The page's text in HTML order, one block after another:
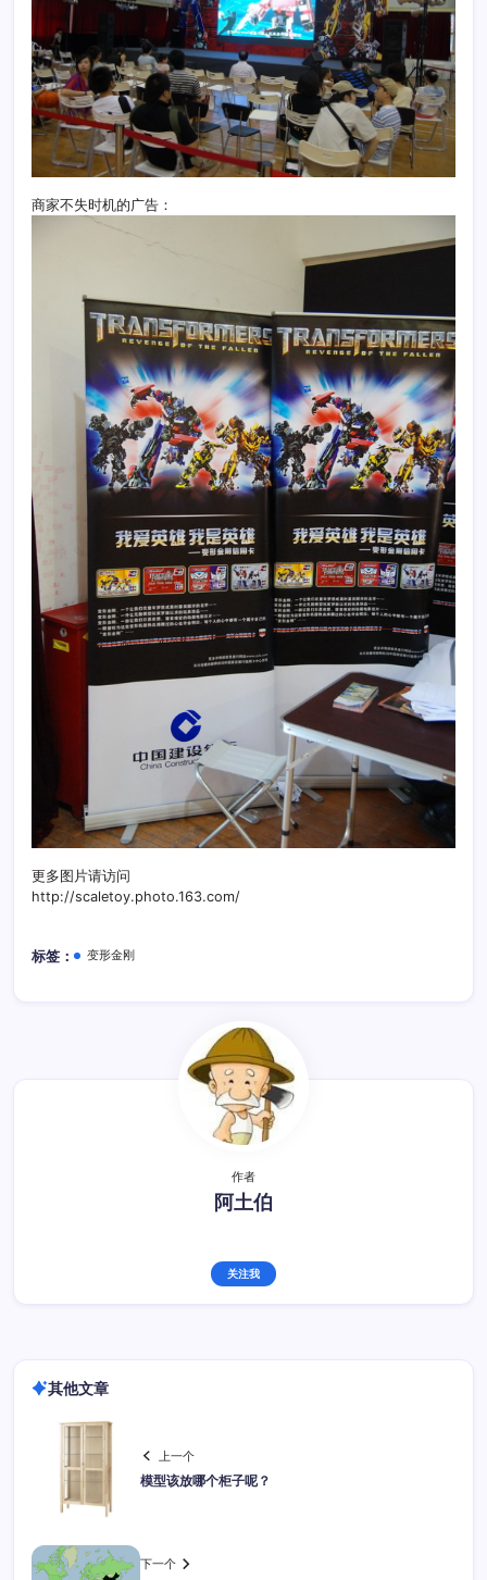
商家不失时机的广告：
更多图片请访问
http://scaletoy.photo.163.com/
标签： 变形金刚
作者
阿土伯
关注我
其他文章
上一个
模型该放哪个柜子呢？
下一个